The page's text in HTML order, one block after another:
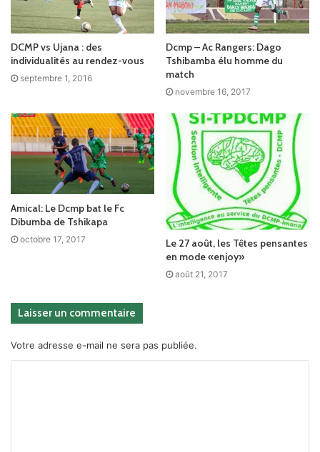
DCMP vs Ujana : des
individualités au rendez-vous
septembre 1, 2016
Dcmp – Ac Rangers: Dago
Tshibamba élu homme du
match
novembre 16, 2017
Amical: Le Dcmp bat le Fc
Dibumba de Tshikapa
octobre 17, 2017
Le 27 août, les Têtes pensantes
en mode «enjoy»
août 21, 2017
Laisser un commentaire
Votre adresse e-mail ne sera pas publiée.